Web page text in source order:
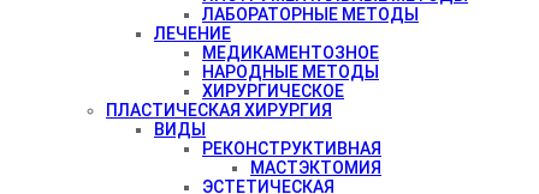
ЛАБОРАТОРНЫЕ МЕТОДЫ
ЛЕЧЕНИЕ
МЕДИКАМЕНТОЗНОЕ
НАРОДНЫЕ МЕТОДЫ
ХИРУРГИЧЕСКОЕ
ПЛАСТИЧЕСКАЯ ХИРУРГИЯ
ВИДЫ
РЕКОНСТРУКТИВНАЯ
МАСТЭКТОМИЯ
ЭСТЕТИЧЕСКАЯ